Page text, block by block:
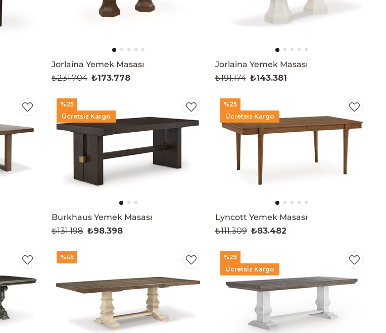
Jorlaina Yemek Masası
₺173.778
₺231.704
Jorlaina Yemek Masası
₺143.381
₺191.174
Burkhaus Yemek Masası
₺98.398
₺131.198
Ücretsiz Kargo
%25
Lyncott Yemek Masası
₺83.482
₺111.309
Ücretsiz Kargo
%25
%45
Ücretsiz Kargo
%25